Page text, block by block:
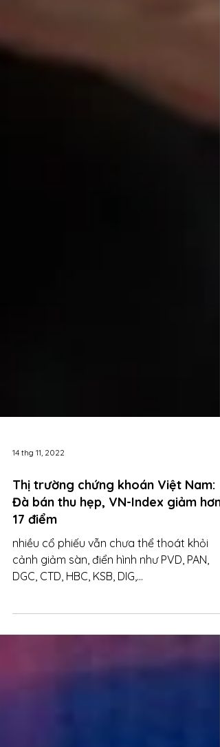
14 thg 11, 2022
Thị trường chứng khoán Việt Nam:
Đà bán thu hẹp, VN-Index giảm hơn
17 điểm
nhiều cổ phiếu vẫn chưa thể thoát khỏi